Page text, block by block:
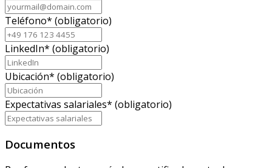
Teléfono* (obligatorio)
LinkedIn* (obligatorio)
Ubicación* (obligatorio)
Expectativas salariales* (obligatorio)
Documentos